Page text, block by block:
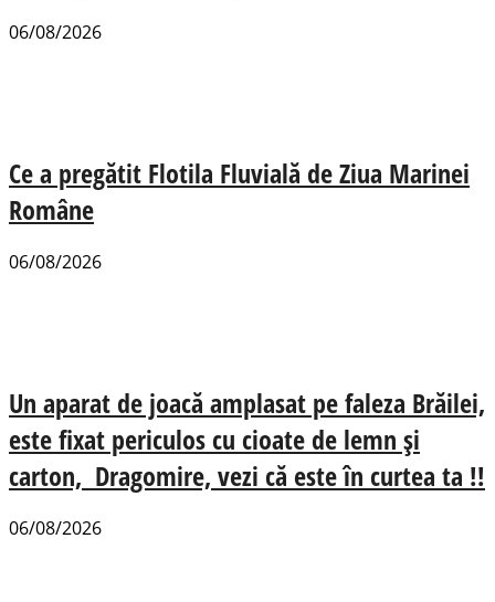
06/08/2026
Ce a pregătit Flotila Fluvială de Ziua Marinei
Române
06/08/2026
Un aparat de joacă amplasat pe faleza Brăilei,
este fixat periculos cu cioate de lemn și
carton, Dragomire, vezi că este în curtea ta !!
06/08/2026